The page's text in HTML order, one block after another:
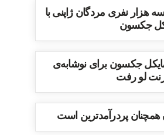
نفری مردگان ژاپنی با
جکسون
مایکل جکسون برای نوشابه‌ی
لو رفت
پردرآمدترین است